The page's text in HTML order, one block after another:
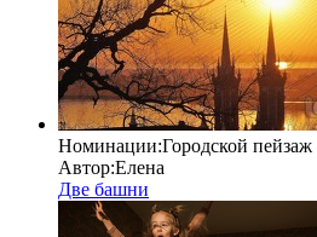
Номинации:Городской пейзаж
Автор:Елена
Две башни